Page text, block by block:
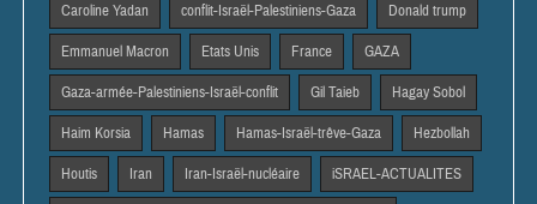
Caroline Yadan conflit-Israël-Palestiniens-Gaza Donald trump
Emmanuel Macron Etats Unis France GAZA
Gaza-armée-Palestiniens-Israël-conflit Gil Taieb Hagay Sobol
Haim Korsia Hamas Hamas-Israël-trêve-Gaza Hezbollah
Houtis Iran Iran-Israël-nucléaire iSRAEL-ACTUALITES